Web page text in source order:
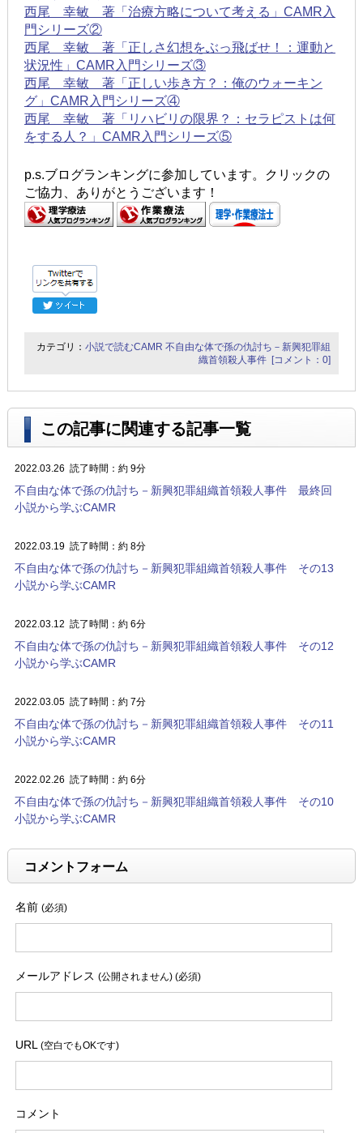
西尾 幸敏 著「治療方略について考える」CAMR入
門シリーズ②
西尾 幸敏 著「正しさ幻想をぶっ飛ばせ！：運動と
状況性」CAMR入門シリーズ③
西尾 幸敏 著「正しい歩き方？：俺のウォーキン
グ」CAMR入門シリーズ④
西尾 幸敏 著「リハビリの限界？：セラピストは何
をする人？」CAMR入門シリーズ⑤
p.s.ブログランキングに参加しています。クリックの
ご協力、ありがとうございます！
カテゴリ：小説で読むCAMR 不自由な体で孫の仇討ち－新興犯罪組
織首領殺人事件 [コメント：0]
この記事に関連する記事一覧
2022.03.26 読了時間：約 9分
不自由な体で孫の仇討ち－新興犯罪組織首領殺人事件 最終回
小説から学ぶCAMR
2022.03.19 読了時間：約 8分
不自由な体で孫の仇討ち－新興犯罪組織首領殺人事件 その13
小説から学ぶCAMR
2022.03.12 読了時間：約 6分
不自由な体で孫の仇討ち－新興犯罪組織首領殺人事件 その12
小説から学ぶCAMR
2022.03.05 読了時間：約 7分
不自由な体で孫の仇討ち－新興犯罪組織首領殺人事件 その11
小説から学ぶCAMR
2022.02.26 読了時間：約 6分
不自由な体で孫の仇討ち－新興犯罪組織首領殺人事件 その10
小説から学ぶCAMR
コメントフォーム
名前 (必須)
メールアドレス (公開されません) (必須)
URL (空白でもOKです)
コメント